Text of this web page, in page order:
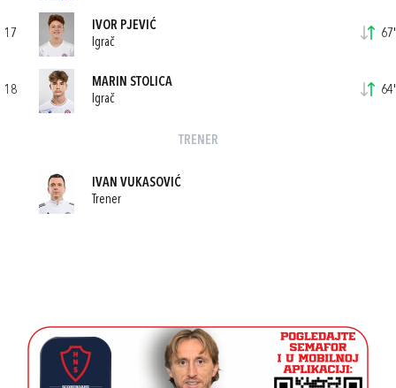
17
IVOR PJEVIĆ
Igrač
67'
18
MARIN STOLICA
Igrač
64'
TRENER
IVAN VUKASOVIĆ
Trener